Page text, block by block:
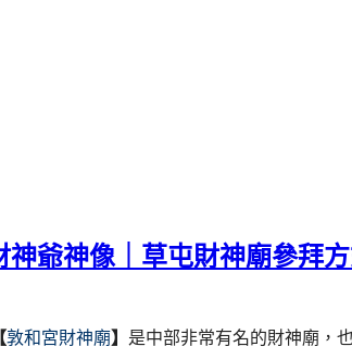
爺神像｜草屯財神廟參拜
敦和宮財神廟】 是中部非常有名的財神廟，